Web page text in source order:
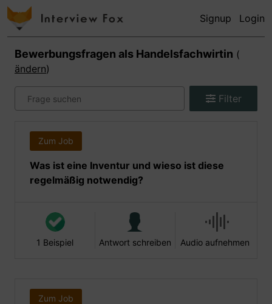
Signup Login
Bewerbungsfragen als Handelsfachwirtin (
ändern)
Filter
Zum Job
Was ist eine Inventur und wieso ist diese
regelmäßig notwendig?
1 Beispiel Antwort schreiben Audio aufnehmen
Zum Job